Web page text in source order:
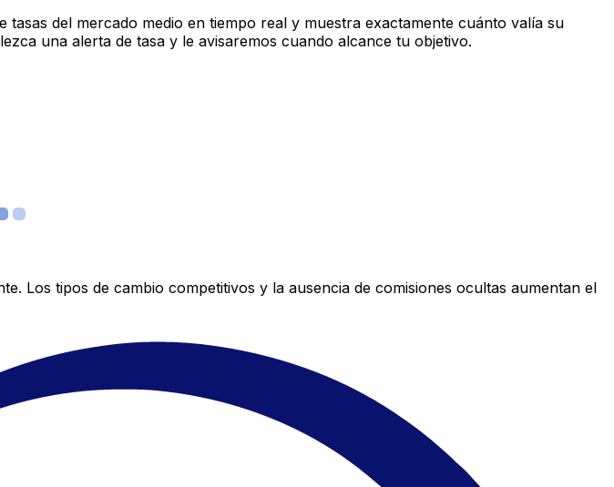
del mercado medio en tiempo real y muestra exactamente cuánto valía su
una alerta de tasa y le avisaremos cuando alcance tu objetivo.
Los tipos de cambio competitivos y la ausencia de comisiones ocultas aumentan el